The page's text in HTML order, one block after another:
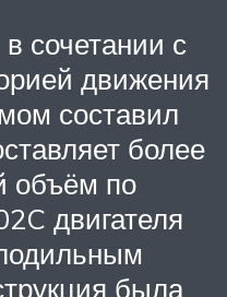
сочетании с
движения
составил
более
объём по
двигателя
была